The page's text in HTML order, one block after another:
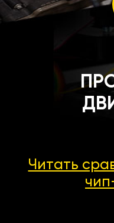
Читать